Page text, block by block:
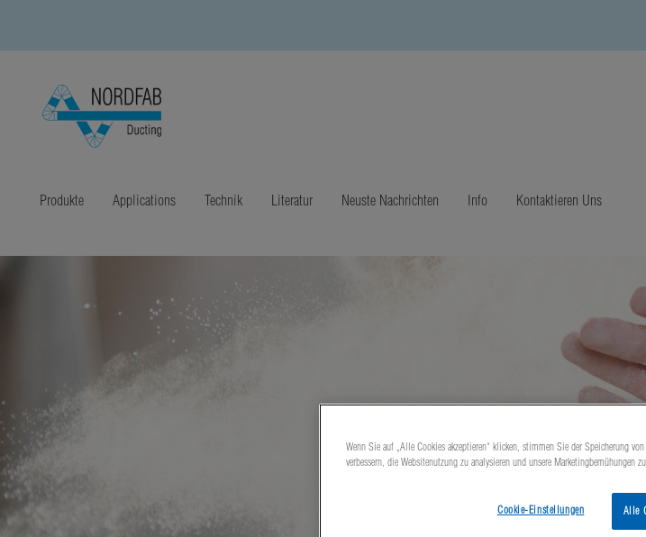
Produkte Applications Technik Literatur Neuste Nachrichten Info Kontaktieren Uns
Wenn Sie auf „Alle Cookies akzeptieren“ klicken, stimmen Sie der Speicherung
verbessern, die Websitenutzung zu analysieren und unsere Marketingbemühungen
Alle
Cookie-Einstellungen